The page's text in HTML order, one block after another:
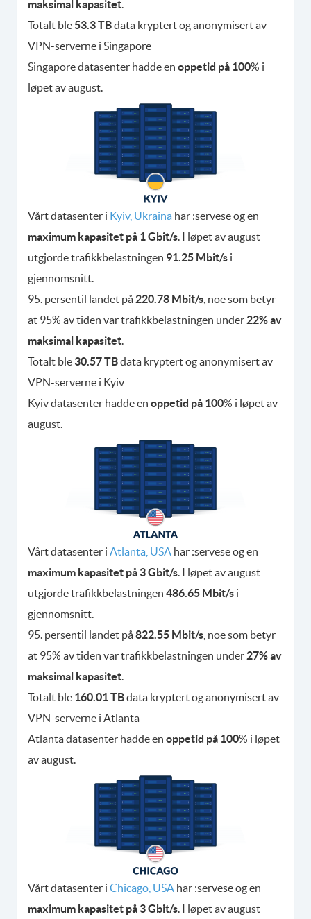
maksimal kapasitet.
Totalt ble53.3 TBdata kryptert og anonymisert av
VPN-serverne i Singapore
Singapore datasenter hadde en oppetid på 100% i
løpet av august.
Vårt datasenter i Kyiv, Ukraina har :servese og en
maximum kapasitet på 1 Gbit/s . I løpet av august
utgjorde trafikkbelastningen 91.25 Mbit/s i
gjennomsnitt.
95. persentil landet på 220.78 Mbit/s , noe som betyr
at 95% av tiden var trafikkbelastningen under 22% av
maksimal kapasitet
Totalt ble 30.57 TBdata kryptert og anonymisert av
VPN-serverne i Kyiv
Kyiv datasenter hadde en oppetid på 100% i løpet av
august.
Vårt datasenter i Atlanta, USA har :servese og en
maximum kapasitet på 3 Gbit/s. I løpet av august
utgjorde trafikkbelastningen 486.65 Mbit/s i
gjennomsnitt.
95. persentil landet på822.55 Mbit/s , noe som betyr
at 95% av tiden var trafikkbelastningen under 27% av
maksimal kapasitet.
Totalt ble 160.01 TBdata kryptert og anonymisert av
VPN-serverne i Atlanta
Atlanta datasenter hadde en oppetid på 100% i løpet
av august.
Vårt datasenter i Chicago, USA har :servese og en
maximum kapasitet på 3 Gbit/s. I løpet av august